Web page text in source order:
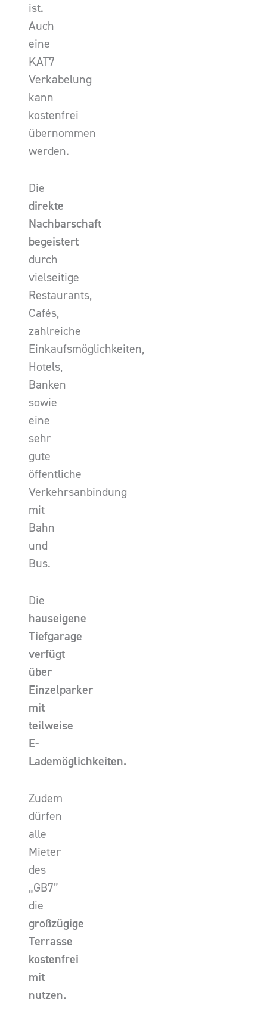
ist.
Auch
eine
KAT7
Verkabelung
kann
kostenfrei
übernommen
werden.
Die
direkte
Nachbarschaft
begeistert
durch
vielseitige
Restaurants,
Cafés,
zahlreiche
Einkaufsmöglichkeiten,
Hotels,
Banken
sowie
eine
sehr
gute
öffentliche
Verkehrsanbindung
mit
Bahn
und
Bus.
Die
hauseigene
Tiefgarage
verfügt
über
Einzelparker
mit
teilweise
E-
Lademöglichkeiten.
Zudem
dürfen
alle
Mieter
des
„GB7”
die
großzügige
Terrasse
kostenfrei
mit
nutzen.